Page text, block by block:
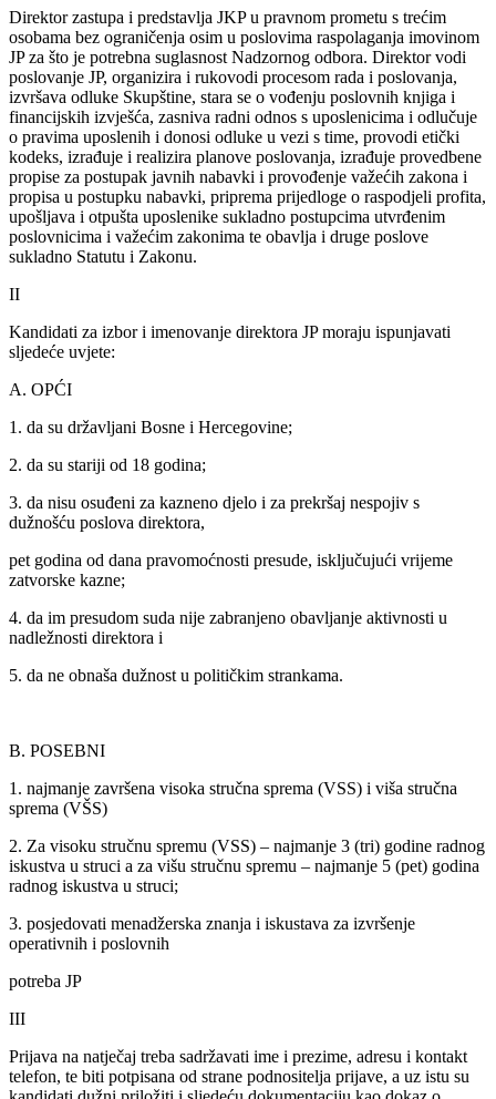
Direktor zastupa i predstavlja JKP u pravnom prometu s trećim
osobama bez ograničenja osim u poslovima raspolaganja imovinom
JP za što je potrebna suglasnost Nadzornog odbora. Direktor vodi
poslovanje JP, organizira i rukovodi procesom rada i poslovanja,
izvršava odluke Skupštine, stara se o vođenju poslovnih knjiga i
financijskih izvješća, zasniva radni odnos s uposlenicima i odlučuje
o pravima uposlenih i donosi odluke u vezi s time, provodi etički
kodeks, izrađuje i realizira planove poslovanja, izrađuje provedbene
propise za postupak javnih nabavki i provođenje važećih zakona i
propisa u postupku nabavki, priprema prijedloge o raspodjeli profita,
upošljava i otpušta uposlenike sukladno postupcima utvrđenim
poslovnicima i važećim zakonima te obavlja i druge poslove
sukladno Statutu i Zakonu.
II
Kandidati za izbor i imenovanje direktora JP moraju ispunjavati
sljedeće uvjete:
A. OPĆI
1. da su državljani Bosne i Hercegovine;
2. da su stariji od 18 godina;
3. da nisu osuđeni za kazneno djelo i za prekršaj nespojiv s
dužnošću poslova direktora,
pet godina od dana pravomoćnosti presude, isključujući vrijeme
zatvorske kazne;
4. da im presudom suda nije zabranjeno obavljanje aktivnosti u
nadležnosti direktora i
5. da ne obnaša dužnost u političkim strankama.
B. POSEBNI
1. najmanje završena visoka stručna sprema (VSS) i viša stručna
sprema (VŠS)
2. Za visoku stručnu spremu (VSS) – najmanje 3 (tri) godine radnog
iskustva u struci a za višu stručnu spremu – najmanje 5 (pet) godina
radnog iskustva u struci;
3. posjedovati menadžerska znanja i iskustava za izvršenje
operativnih i poslovnih
potreba JP
III
Prijava na natječaj treba sadržavati ime i prezime, adresu i kontakt
telefon, te biti potpisana od strane podnositelja prijave, a uz istu su